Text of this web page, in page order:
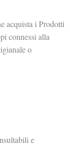
acquista i Prodotti
connessi alla
o
e